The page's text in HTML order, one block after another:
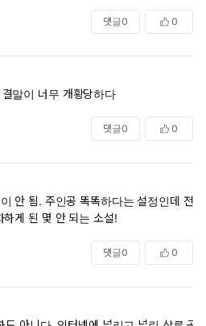
댓글0 0
말이 너무 개황당하다
댓글0 0
안 됨. 주인공 똑똑하다는 설정인데 전
게 된 몇 안 되는 소설!
댓글0 0